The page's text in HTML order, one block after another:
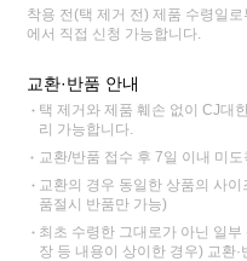
착용 전(택 제거 전) 제품 수령일
에서 직접 신청 가능합니다.
교환·반품 안내
택 제거와 제품 훼손 없이 CJ대
리 가능합니다.
교환/반품 접수 후 7일 이내 미
교환의 경우 동일한 상품의 사
품절시 반품만 가능)
최초 수령한 그대로가 아닌 일
장 등 내용이 상이한 경우) 교환·